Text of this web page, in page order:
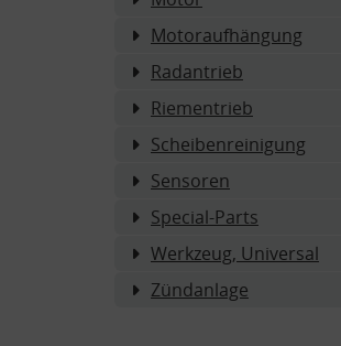
Motoraufhängung
Radantrieb
Riementrieb
Scheibenreinigung
Sensoren
Special-Parts
Werkzeug, Universal
Zündanlage